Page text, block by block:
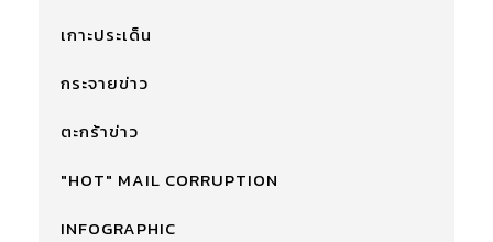
เกาะประเด็น
กระจายข่าว
ตะกร้าข่าว
"HOT" MAIL CORRUPTION
INFOGRAPHIC